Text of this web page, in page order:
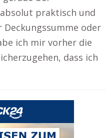
praktisch und
oder
ich mir vorher die
dass ich